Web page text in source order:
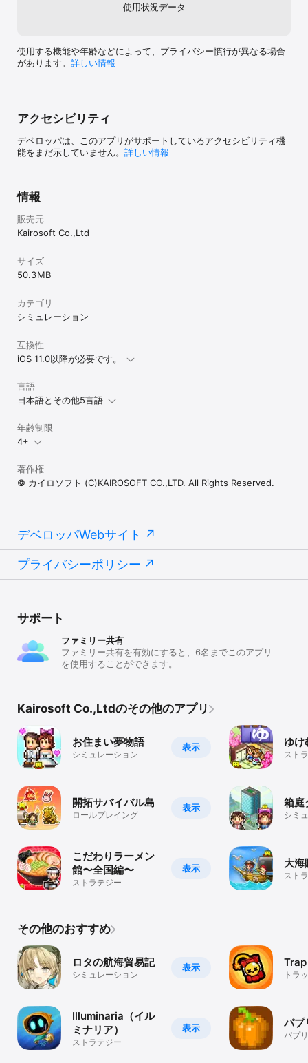
使用状況データ
使用する機能や年齢などによって、プライバシー慣行が異なる場合
があります。 詳しい情報
アクセシビリティ
デベロッパは、このアプリがサポートしているアクセシビリティ機
能をまだ示していません。 詳しい情報
情報
販売元
Kairosoft Co.,Ltd
サイズ
50.3 MB
カテゴリ
シミュレーション
互換性
iOS 11.0以降が必要です。
言語
日本語とその他5言語
年齢制限
4+
著作権
© カイロソフト (C)KAIROSOFT CO.,LTD. All Rights Reserved.
デベロッパWebサイト
プライバシーポリシー
サポート
ファミリー共有
ファミリー共有を有効にすると、6名までこのアプリ
を使用することができます。
Kairosoft Co.,Ltdのその他のアプリ
表示
お住まい夢物語
シミュレーション
表示
開拓サバイバル島
ロールプレイング
表示
こだわりラーメン
館〜全国編〜
ストラテジー
ゆけ
スト
箱庭
シミ
大海
スト
その他のおすすめ
表示
ロタの航海貿易記
シミュレーション
表示
Illuminaria（イル
ミナリア）
ストラテジー
トラ
パプ
パプ